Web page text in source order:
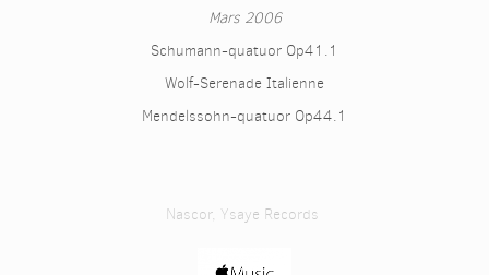
Mars 2006
Schumann-quatuor Op41.1
Wolf-Serenade Italienne
Mendelssohn-quatuor Op44.1
Nascor, Ysaye Records